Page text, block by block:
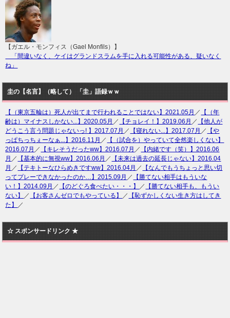
【ガエル・モンフィス（Gael Monfils）】
「間違いなく、ケイはグランドスラムを手に入れる可能性がある、疑いなく
ね」
圭の【名言】（略して） 「圭」語録ｗｗ
【（東京五輪は）死人が出てまで行われることではない】2021.05月 ／
【（年
齢は）マイナスしかない...】2020.05月 ／ 【チョレイ！】2019.06月 ／
【他人が
どうこう言う問題じゃないっ! 】2017.07月 ／ 【寝れない...】2017.07月 ／
【や
っぱちっちぇーなぁ...】2016.11月 ／
【（試合を）やっていて全然楽しくない】
2016.07月 ／ 【キレそうだったww】2016.07月 ／
【内緒です（笑）】2016.06
月 ／ 【基本的に無視ww】2016.06月 ／
【未来は過去の延長じゃない】2016.04
月 ／ 【テキトーなひらめきですww】2016.04月 ／
【なんでもうちょっと思い切
ってプレーできなかったのか…】2015.09月 ／
【勝てない相手はもういな
い！】2014.09月 ／ 【のどぐろ食べたい・・・】 ／
【勝てない相手も、もうい
ない】
／ 【お客さんゼロでもやっている】 ／
【恥ずかしくない生き方はしてき
た】
／
☆ スポンサードリンク ★